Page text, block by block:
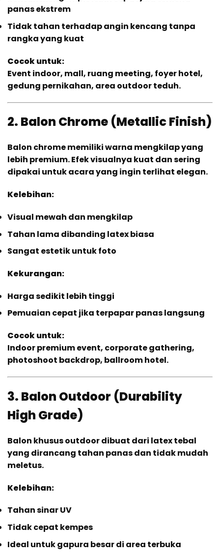
panas ekstrem
Tidak tahan terhadap angin kencang tanpa
rangka yang kuat
Cocok untuk:
Event indoor, mall, ruang meeting, foyer hotel,
gedung pernikahan, area outdoor teduh.
2. Balon Chrome (Metallic Finish)
Balon chrome memiliki warna mengkilap yang
lebih premium. Efek visualnya kuat dan sering
dipakai untuk acara yang ingin terlihat elegan.
Kelebihan:
Visual mewah dan mengkilap
Tahan lama dibanding latex biasa
Sangat estetik untuk foto
Kekurangan:
Harga sedikit lebih tinggi
Pemuaian cepat jika terpapar panas langsung
Cocok untuk:
Indoor premium event, corporate gathering,
photoshoot backdrop, ballroom hotel.
3. Balon Outdoor (Durability
High Grade)
Balon khusus outdoor dibuat dari latex tebal
yang dirancang tahan panas dan tidak mudah
meletus.
Kelebihan:
Tahan sinar UV
Tidak cepat kempes
Ideal untuk gapura besar di area terbuka